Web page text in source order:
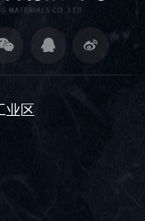
业区